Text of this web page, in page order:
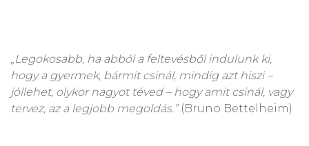
Legokosabb, ha abból a feltevésből indulunk ki,
hogy a gyermek, bármit csinál, mindig azt hiszi –
jóllehet, olykor nagyot téved – hogy amit csinál, vagy
tervez, az a legjobb megoldás.”(Bruno Bettelheim)